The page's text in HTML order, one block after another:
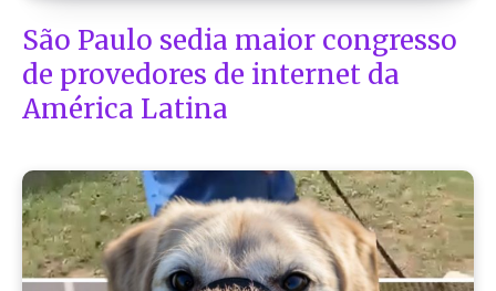
São Paulo sedia maior congresso
de provedores de internet da
América Latina